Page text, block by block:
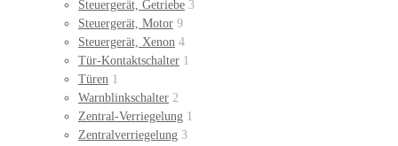
Steuergerät, Getriebe 3
Steuergerät, Motor 9
Steuergerät, Xenon 4
Tür-Kontaktschalter 1
Türen 1
Warnblinkschalter 2
Zentral-Verriegelung 1
Zentralverriegelung 3